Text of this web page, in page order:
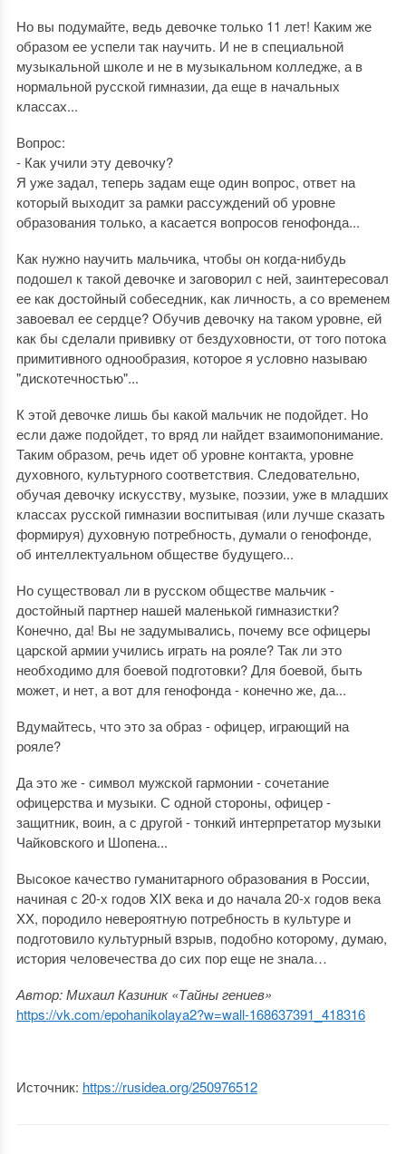
Но вы подумайте, ведь девочке только 11 лет! Каким же
образом ее успели так научить. И не в специальной
музыкальной школе и не в музыкальном колледже, а в
нормальной русской гимназии, да еще в начальных
классах...
Вопрос:
- Как учили эту девочку?
Я уже задал, теперь задам еще один вопрос, ответ на
который выходит за рамки рассуждений об уровне
образования только, а касается вопросов генофонда...
Как нужно научить мальчика, чтобы он когда-нибудь
подошел к такой девочке и заговорил с ней, заинтересовал
ее как достойный собеседник, как личность, а со временем
завоевал ее сердце? Обучив девочку на таком уровне, ей
как бы сделали прививку от бездуховности, от того потока
примитивного однообразия, которое я условно называю
"дискотечностью"...
К этой девочке лишь бы какой мальчик не подойдет. Но
если даже подойдет, то вряд ли найдет взаимопонимание.
Таким образом, речь идет об уровне контакта, уровне
духовного, культурного соответствия. Следовательно,
обучая девочку искусству, музыке, поэзии, уже в младших
классах русской гимназии воспитывая (или лучше сказать
формируя) духовную потребность, думали о генофонде,
об интеллектуальном обществе будущего...
Но существовал ли в русском обществе мальчик -
достойный партнер нашей маленькой гимназистки?
Конечно, да! Вы не задумывались, почему все офицеры
царской армии учились играть на рояле? Так ли это
необходимо для боевой подготовки? Для боевой, быть
может, и нет, а вот для генофонда - конечно же, да...
Вдумайтесь, что это за образ - офицер, играющий на
рояле?
Да это же - символ мужской гармонии - сочетание
офицерства и музыки. С одной стороны, офицер -
защитник, воин, а с другой - тонкий интерпретатор музыки
Чайковского и Шопена...
Высокое качество гуманитарного образования в России,
начиная с 20-х годов XIX века и до начала 20-х годов века
XX, породило невероятную потребность в культуре и
подготовило культурный взрыв, подобно которому, думаю,
история человечества до сих пор еще не знала…
Автор: Михаил Казиник «Тайны гениев»
https://vk.com/epohanikolaya2?w=wall-168637391_418316
Источник: https://rusidea.org/250976512